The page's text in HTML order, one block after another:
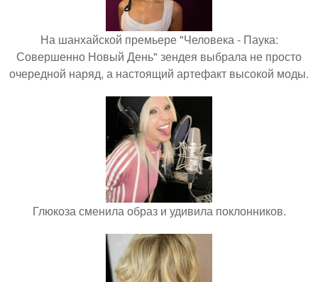
На шанхайской премьере "Человека - Паука:
Совершенно Новый День" зендея выбрала не просто
очередной наряд, а настоящий артефакт высокой моды.
Глюкоза сменила образ и удивила поклонников.